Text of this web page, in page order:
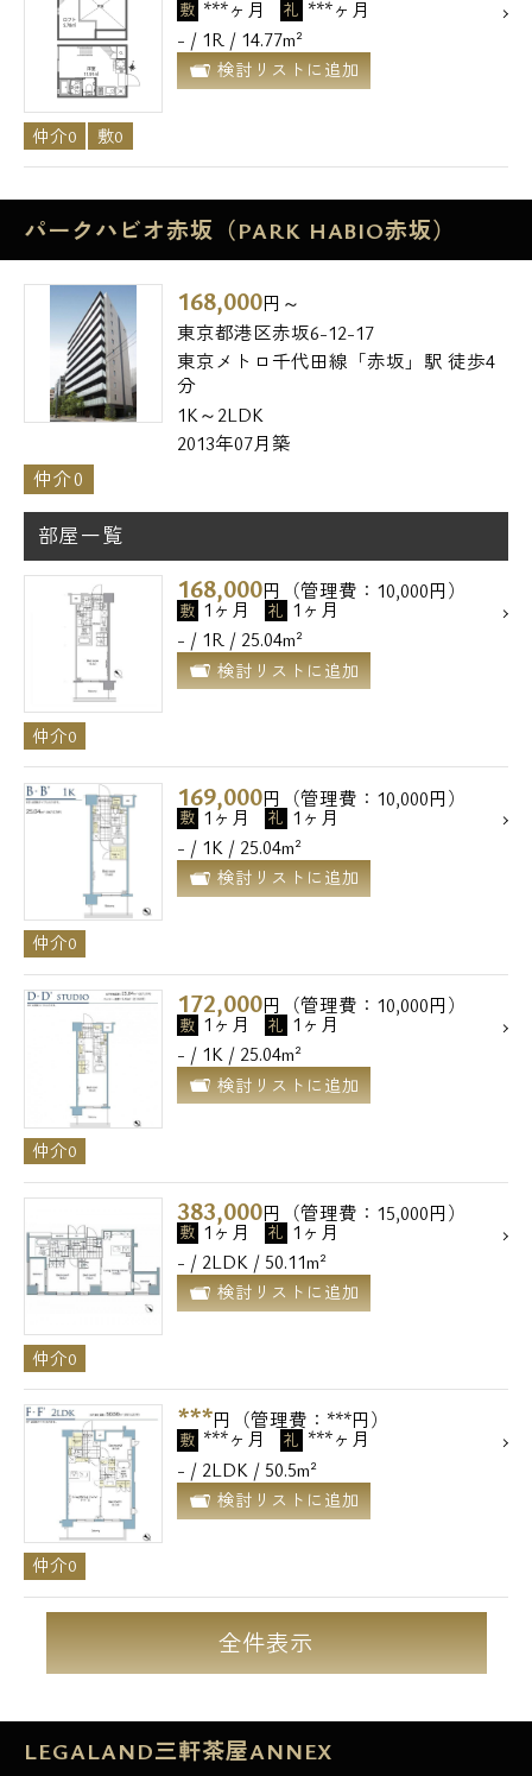
敷 ***ヶ月 礼 ***ヶ月
- / 1R / 14.77m²
検討リストに追加
仲介0 敷0
パークハビオ赤坂（PARK HABIO赤坂）
168,000円～
東京都港区赤坂6-12-17
東京メトロ千代田線「赤坂」駅 徒歩4
分
1K～2LDK
2013年07月築
仲介0
部屋一覧
168,000円（管理費：10,000円）
敷 1ヶ月 礼 1ヶ月
- / 1R / 25.04m²
検討リストに追加
仲介0
169,000円（管理費：10,000円）
敷 1ヶ月 礼 1ヶ月
- / 1K / 25.04m²
検討リストに追加
仲介0
172,000円（管理費：10,000円）
敷 1ヶ月 礼 1ヶ月
- / 1K / 25.04m²
検討リストに追加
仲介0
383,000円（管理費：15,000円）
敷 1ヶ月 礼 1ヶ月
- / 2LDK / 50.11m²
検討リストに追加
仲介0
***円（管理費：***円）
敷 ***ヶ月 礼 ***ヶ月
- / 2LDK / 50.5m²
検討リストに追加
仲介0
全件表示
LEGALAND三軒茶屋ANNEX